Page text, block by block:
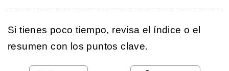
Si tienes poco tiempo, revisa el índice o el
resumen con los puntos clave.